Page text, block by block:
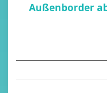
Außenborder